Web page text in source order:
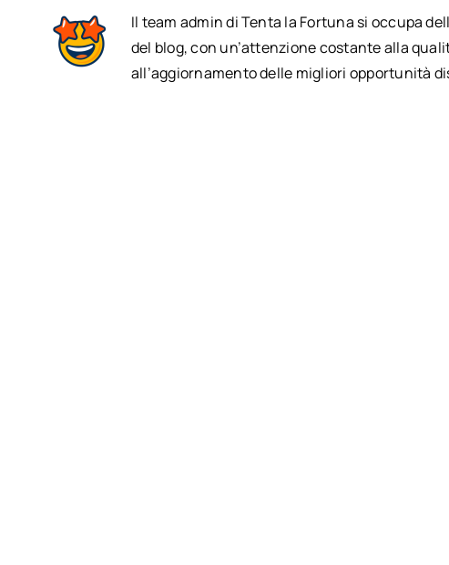
Il team admin di Tenta la Fortuna si occupa
del blog, con un’attenzione costante alla
all’aggiornamento delle migliori opportunità